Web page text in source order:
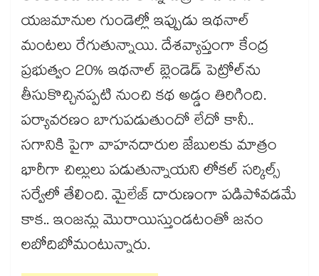
యజమానుల గుండెల్లో ఇప్పుడు ఇథనాల్
మంటలు రేగుతున్నాయి. దేశవ్యాప్తంగా కేంద్ర
ప్రభుత్వం 20% ఇథనాల్ బ్లెండెడ్ పెట్రోల్‌ను
తీసుకొచ్చినప్పటి నుంచి కథ అడ్డం తిరిగింది.
పర్యావరణం బాగుపడుతుందో లేదో కానీ..
సగానికి పైగా వాహనదారుల జేబులకు మాత్రం
భారీగా చిల్లులు పడుతున్నాయని లోకల్ సర్కిల్స్
సర్వేలో తేలింది. మైలేజ్ దారుణంగా పడిపోవడమే
కాక.. ఇంజన్లు మొరాయిస్తుండటంతో జనం
లబోదిబోమంటున్నారు.